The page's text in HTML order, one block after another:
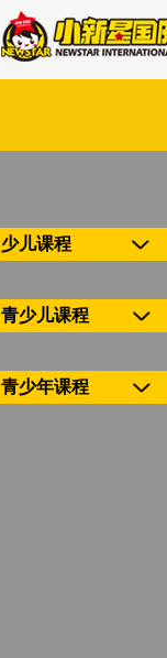
少儿课程
青少儿课程
青少年课程